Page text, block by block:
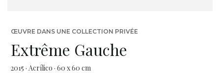
ŒUVRE DANS UNE COLLECTION PRIVÉE
Extrême Gauche
2015 · Acrílico · 60 x 60 cm